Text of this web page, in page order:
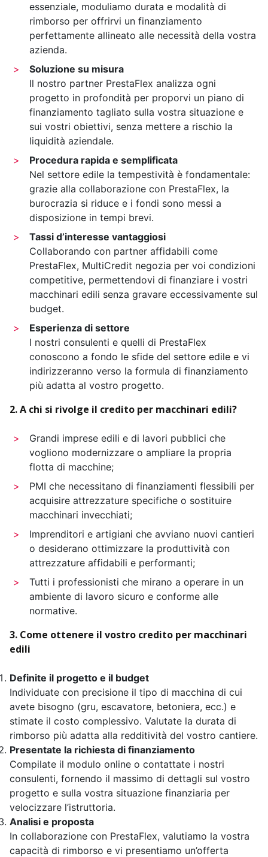
essenziale, moduliamo durata e modalità di
rimborso per offrirvi un finanziamento
perfettamente allineato alle necessità della vostra
azienda.
Soluzione su misura
Il nostro partner PrestaFlex analizza ogni
progetto in profondità per proporvi un piano di
finanziamento tagliato sulla vostra situazione e
sui vostri obiettivi, senza mettere a rischio la
liquidità aziendale.
Procedura rapida e semplificata
Nel settore edile la tempestività è fondamentale:
grazie alla collaborazione con PrestaFlex, la
burocrazia si riduce e i fondi sono messi a
disposizione in tempi brevi.
Tassi d’interesse vantaggiosi
Collaborando con partner affidabili come
PrestaFlex, MultiCredit negozia per voi condizioni
competitive, permettendovi di finanziare i vostri
macchinari edili senza gravare eccessivamente sul
budget.
Esperienza di settore
I nostri consulenti e quelli di PrestaFlex
conoscono a fondo le sfide del settore edile e vi
indirizzeranno verso la formula di finanziamento
più adatta al vostro progetto.
2. A chi si rivolge il credito per macchinari edili?
Grandi imprese edili e di lavori pubblici che
vogliono modernizzare o ampliare la propria
flotta di macchine;
PMI che necessitano di finanziamenti flessibili per
acquisire attrezzature specifiche o sostituire
macchinari invecchiati;
Imprenditori e artigiani che avviano nuovi cantieri
o desiderano ottimizzare la produttività con
attrezzature affidabili e performanti;
Tutti i professionisti che mirano a operare in un
ambiente di lavoro sicuro e conforme alle
normative.
3. Come ottenere il vostro credito per macchinari
edili
Definite il progetto e il budget
Individuate con precisione il tipo di macchina di cui
avete bisogno (gru, escavatore, betoniera, ecc.) e
stimate il costo complessivo. Valutate la durata di
rimborso più adatta alla redditività del vostro cantiere.
Presentate la richiesta di finanziamento
Compilate il modulo online o contattate i nostri
consulenti, fornendo il massimo di dettagli sul vostro
progetto e sulla vostra situazione finanziaria per
velocizzare l’istruttoria.
Analisi e proposta
In collaborazione con PrestaFlex, valutiamo la vostra
capacità di rimborso e vi presentiamo un’offerta